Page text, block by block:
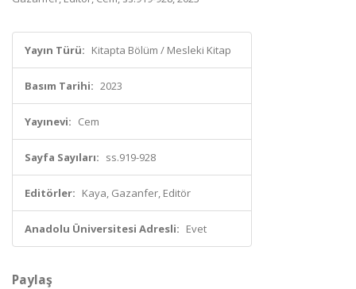
Yayın Türü: Kitapta Bölüm / Mesleki Kitap
Basım Tarihi: 2023
Yayınevi: Cem
Sayfa Sayıları: ss.919-928
Editörler: Kaya, Gazanfer, Editör
Anadolu Üniversitesi Adresli: Evet
Paylaş